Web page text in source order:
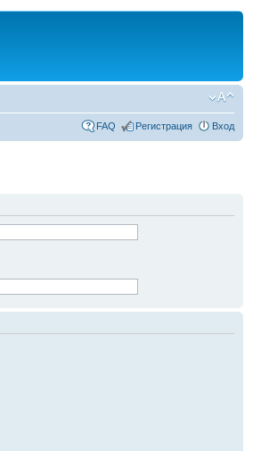
FAQ Регистрация Вход